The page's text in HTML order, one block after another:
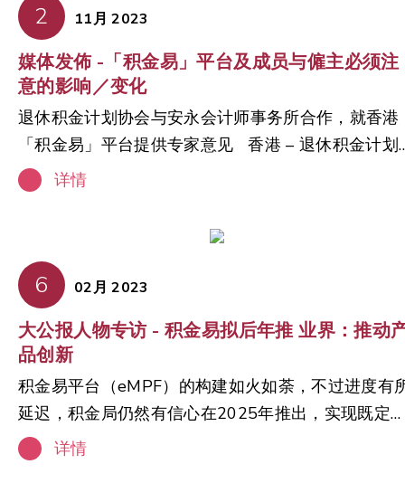
会保障水平，长者贫穷情况亦较之前有所改善。透过
个人累积增加退休储备，强积金制度有助市民应对退
休财务需要。 3. 推动金融市场发展 强积金供款持续
稳定流入，为金融市场注入长期资本，支持多元化及
创新发展。此外，强积金基金选择由 2001 年 299
增加至 2025 年逾 370 只，为成员提供更广泛的投
选择。多元化配置有助提升成员于不同市场周期下的
教育是强积金长远成功的重要基石。为应付退休开
支，很多成员依赖强积金作为储蓄来源之一，因此需
要精简易明的工具及清晰规划指导。此外，大部分成
员倾向一次性提取强积金，但未有具体计划如何运用
这笔资金。这反映市场需提供更多退休后收入方案及
提取阶段（decumulation）方面的教育。 5. 未来
展机遇 报告呼吁政府、受託人、僱主及成员共同努
力，提升长期退休保障的足够性。建议包括： 定期检
视现时的强制供款比率 进一步鼓励额外自愿性供款，
智能（AI），如何转变强制性公积金（MPF）行业，
并提升香港市民的退休规划。 强积金制度自2000年
推出以来，已为提升香港市民的财务安全和福祉发挥
了关键作用。尽管已取得显着进展，PSA最新出版的
报告指出，公众对于资讯、教育（包括财务指导与建
议）以及强积金个性化服务的需求正日益俱增。就
此，该报告提供了前瞻性见解，阐述了AI及其他数码
求。 报告的主要发现： 变革的必要性：香港大部份
人口仍未为退休做好财务准备，令退休后的生活未必
能达到预期水平，因此需要作出全面而积极的解决方
案。报告提倡加强成员教育以及采用自助工具，以帮
助成员更好地掌控自己的未来退休生活。 AI在应对市
场挑战中的角色：报告强调AI技术，包括大型语言模
型（LLMs），可以在投资咨询、合规性、客户参与
运营效率等多个领域提供创新解决方案。预计AI驱动
的工具将提升成员满意度、降低成本，并加强强积金
2 11月 2023
媒体发佈 -「积金易」平台及成员与僱主必须注
意的影响／变化
退休积金计划协会与安永会计师事务所合作，就香港
「积金易」平台提供专家意见 香港 – 退休积金计划
会和安永会计师事务所（「安永」）合作撰写专家报
告，并于今天公佈。该报告旨在为即将推出的「积金
易」平台提供具参考价值的意见。 退休积金计划协会
并提供见解。这个革命性平台计划将建构一个通用电
子平台，把现有强积金计划的行政程序精简化、标准
化和自动化。「积金易」平台将透过提升营运和成本
效益，重塑强积金生态系统。该平台的精简化工作程
序将为强积金成员和僱主节省大量时间和成本。 首份
专家报告将分析「积金易」平台为强积金成员和僱主
带来的预期变化，并讨论该平台未来投入营运时带来
详情
6 02月 2023
大公报人物专访 - 积金易拟后年推 业界：推动
品创新
积金易平台（eMPF）的构建如火如荼，不过进度有
延迟，积金局仍然有信心在2025年推出，实现既定
标。退休积金计划协会主席潘纪虹表示，积金易推出
后，强积金市场整个生态圈均会大变，但有危就有
详情